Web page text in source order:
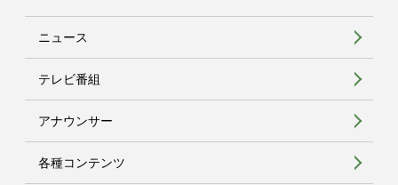
ニュース
テレビ番組
アナウンサー
各種コンテンツ